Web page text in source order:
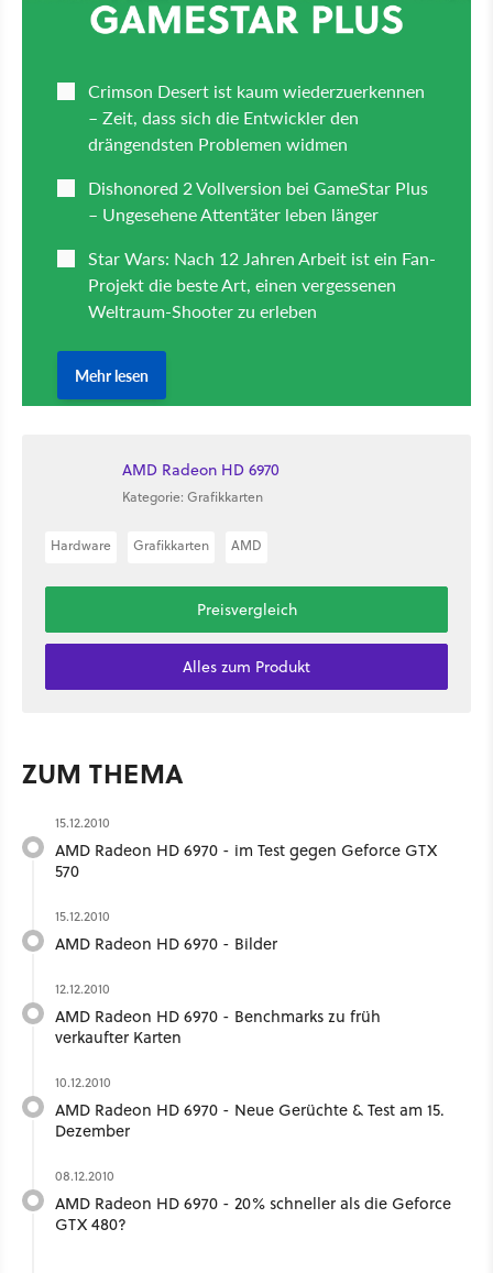
AMD Radeon HD 6970
Kategorie: Grafikkarten
Hardware Grafikkarten AMD
Preisvergleich
Alles zum Produkt
ZUM THEMA
15.12.2010
AMD Radeon HD 6970 - im Test gegen Geforce GTX
570
15.12.2010
AMD Radeon HD 6970 - Bilder
12.12.2010
AMD Radeon HD 6970 - Benchmarks zu früh
verkaufter Karten
10.12.2010
AMD Radeon HD 6970 - Neue Gerüchte & Test am 15.
Dezember
08.12.2010
AMD Radeon HD 6970 - 20% schneller als die Geforce
GTX 480?